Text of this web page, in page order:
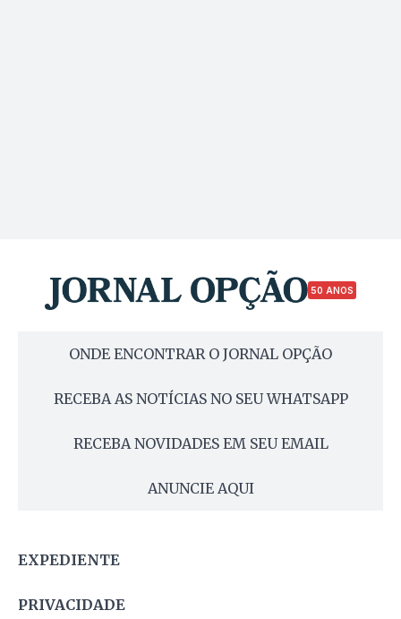
50 ANOS
ONDE ENCONTRAR O JORNAL OPÇÃO
RECEBA AS NOTÍCIAS NO SEU WHATSAPP
RECEBA NOVIDADES EM SEU EMAIL
ANUNCIE AQUI
EXPEDIENTE
PRIVACIDADE